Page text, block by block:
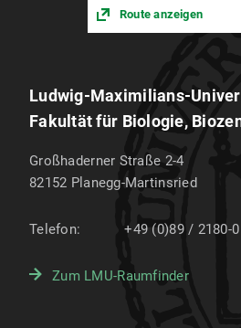
Route anzeigen
Ludwig-Maximilians-
Fakultät für Biologie,
Großhaderner Straße 2-4
82152 Planegg-Martinsried
Telefon: +49 (0)89 / 2180-0
Zum LMU-Raumfinder